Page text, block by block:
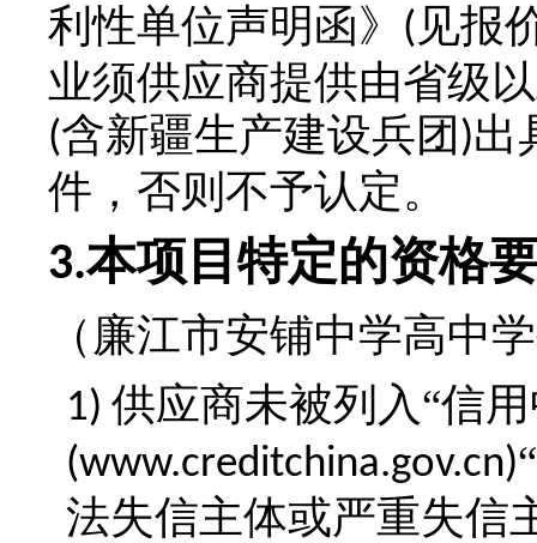
利性单位声明函》
( 见报
业须供应商提供由省级
(含新疆生产建设兵团 )出
件，否则不予认定。
3.本项目特定的资格
（ 廉江市安铺中学高中
1) 供应商未被列入“信
(www.creditchina.gov.cn)
法失信主体或严重失信